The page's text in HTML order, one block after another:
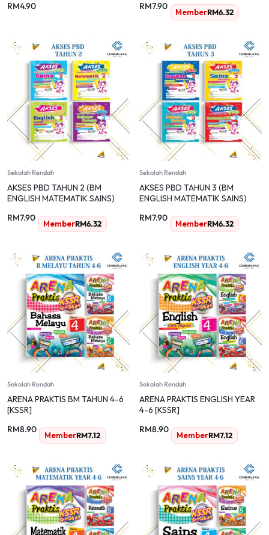
RM4.90 RM7.90
MemberRM6.32
Sekolah Rendah
AKSES PBD TAHUN 2 (BM
ENGLISH MATEMATIK SAINS)
RM7.90
MemberRM6.32
Sekolah Rendah
AKSES PBD TAHUN 3 (BM
ENGLISH MATEMATIK SAINS)
RM7.90
MemberRM6.32
Sekolah Rendah
ARENA PRAKTIS BM TAHUN 4-6
[KSSR]
RM8.90
MemberRM7.12
Sekolah Rendah
ARENA PRAKTIS ENGLISH YEAR
4-6 [KSSR]
RM8.90
MemberRM7.12